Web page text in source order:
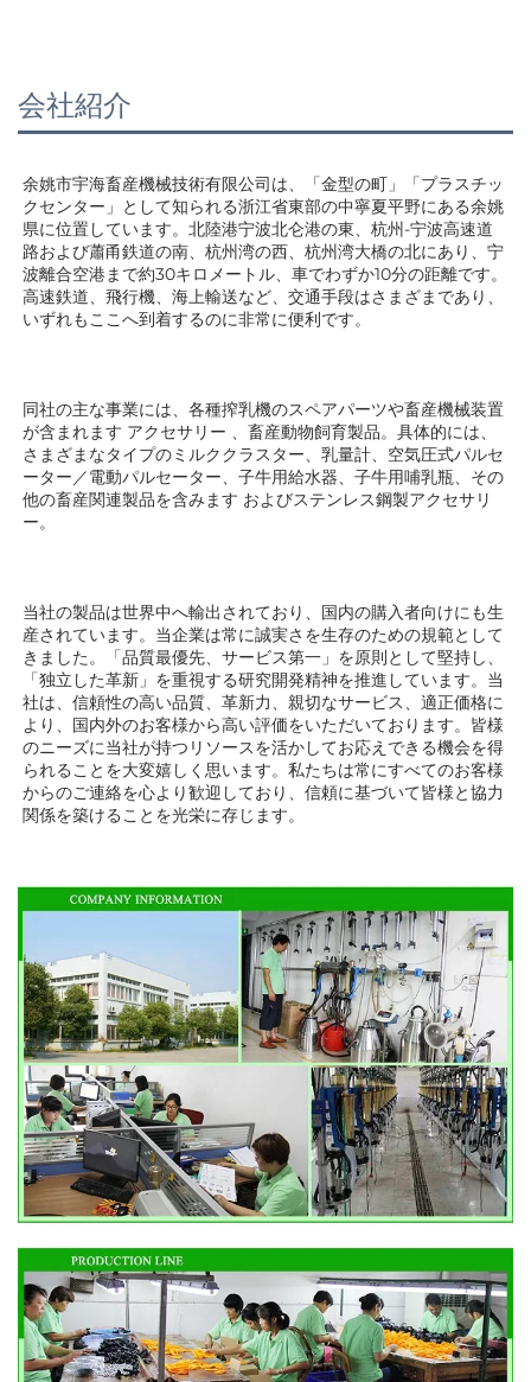
会社紹介
余姚市宇海畜産機械技術有限公司は、「金型の町」「プラスチッ
クセンター」として知られる浙江省東部の中寧夏平野にある余姚
県に位置しています。北陸港宁波北仑港の東、杭州-宁波高速道
路および蕭甬鉄道の南、杭州湾の西、杭州湾大橋の北にあり、宁
波離合空港まで約30キロメートル、車でわずか10分の距離です。
高速鉄道、飛行機、海上輸送など、交通手段はさまざまであり、
いずれもここへ到着するのに非常に便利です。
同社の主な事業には、各種搾乳機のスペアパーツや畜産機械装置
が含まれます アクセサリー 、畜産動物飼育製品。具体的には、
さまざまなタイプのミルククラスター、乳量計、空気圧式パルセ
ーター／電動パルセーター、子牛用給水器、子牛用哺乳瓶、その
他の畜産関連製品を含みます およびステンレス鋼製アクセサリ
ー。
当社の製品は世界中へ輸出されており、国内の購入者向けにも生
産されています。当企業は常に誠実さを生存のための規範として
きました。「品質最優先、サービス第一」を原則として堅持し、
「独立した革新」を重視する研究開発精神を推進しています。当
社は、信頼性の高い品質、革新力、親切なサービス、適正価格に
より、国内外のお客様から高い評価をいただいております。皆様
のニーズに当社が持つリソースを活かしてお応えできる機会を得
られることを大変嬉しく思います。私たちは常にすべてのお客様
からのご連絡を心より歓迎しており、信頼に基づいて皆様と協力
関係を築けることを光栄に存じます。